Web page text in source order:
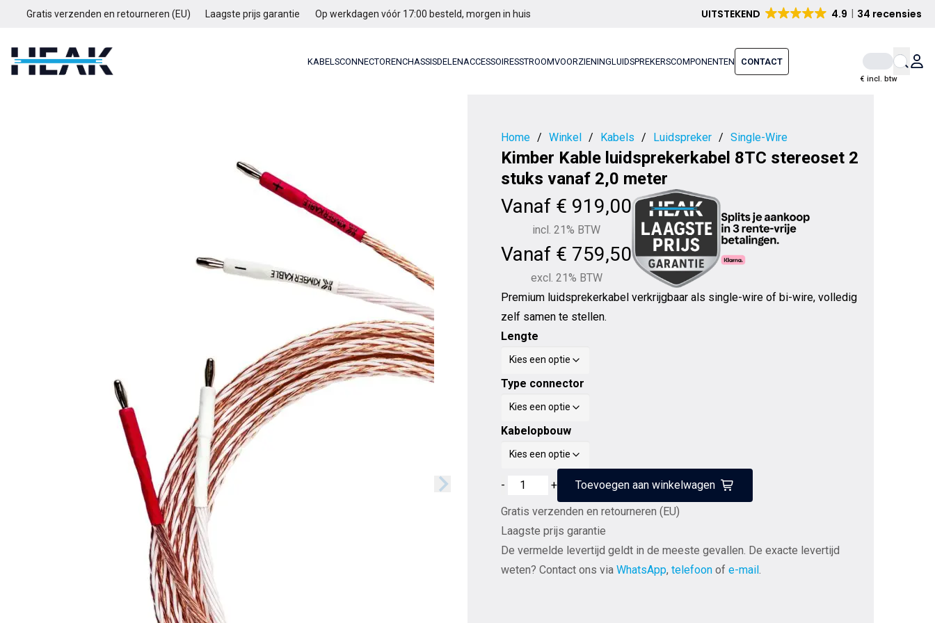
Gratis verzenden en retourneren (EU) Laagste prijs garantie Op werkdagen vóór 17:00 besteld, morgen in huis UITSTEKEND 4.9 34 recensies
KABELSCONNECTORENCHASSISDELENACCESSOIRESSTROOMVOORZIENINGLUIDSPREKERSCOMPONENTEN CONTACT
€ incl. btw
Home / Winkel / Kabels / Luidspreker / Single-Wire
Kimber Kable luidsprekerkabel 8TC stereoset 2
stuks vanaf 2,0 meter
Vanaf € 919,00
incl. 21% BTW
Vanaf € 759,50
excl. 21% BTW
Premium luidsprekerkabel verkrijgbaar als single-wire of bi-wire, volledig
zelf samen te stellen.
Lengte
Type connector
Kabelopbouw
Kimber
Kable
luidsprekerkabel
8TC
stereoset
- +
Toevoegen aan winkelwagen
Gratis verzenden en retourneren (EU)
Laagste prijs garantie
De vermelde levertijd geldt in de meeste gevallen. De exacte levertijd
weten? Contact ons via WhatsApp, telefoon of e-mail.